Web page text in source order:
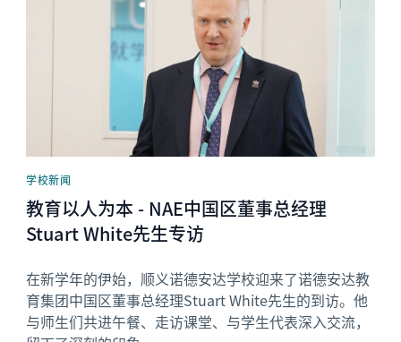
学校新闻
教育以人为本 - NAE中国区董事总经理
Stuart White先生专访
在新学年的伊始，顺义诺德安达学校迎来了诺德安达教
育集团中国区董事总经理Stuart White先生的到访。他
与师生们共进午餐、走访课堂、与学生代表深入交流，